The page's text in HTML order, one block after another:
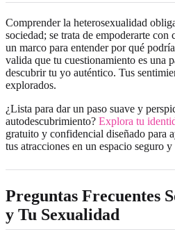
Comprender la heterosexualidad
sociedad; se trata de empoderarte
un marco para entender por qué
valida que tu cuestionamiento es una
descubrir tu yo auténtico. Tus
explorados.
¿Lista para dar un paso suave y
autodescubrimiento? Explora tu
gratuito y confidencial diseñado para
tus atracciones en un espacio seguro
Preguntas Frecuentes
y Tu Sexualidad